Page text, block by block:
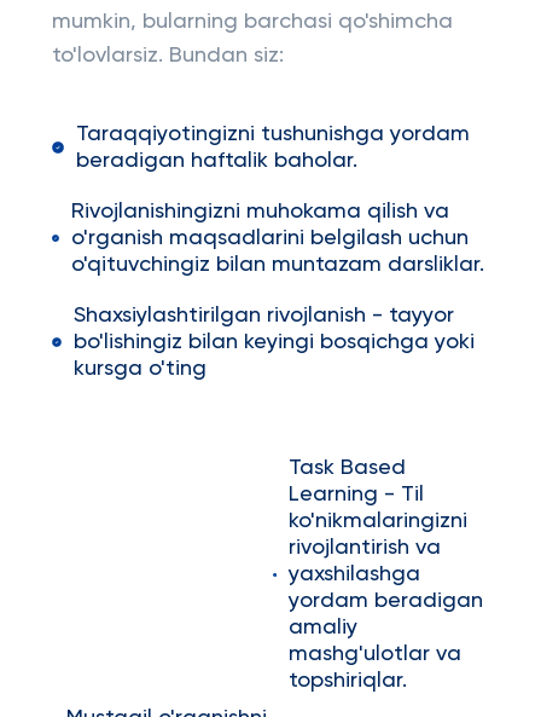
mumkin, bularning barchasi qo'shimcha
to'lovlarsiz. Bundan siz:
Taraqqiyotingizni tushunishga yordam
beradigan haftalik baholar.
Rivojlanishingizni muhokama qilish va
o'rganish maqsadlarini belgilash uchun
o'qituvchingiz bilan muntazam darsliklar.
Shaxsiylashtirilgan rivojlanish - tayyor
bo'lishingiz bilan keyingi bosqichga yoki
kursga o'ting
Task Based
Learning - Til
ko'nikmalaringizni
rivojlantirish va
yaxshilashga
yordam beradigan
amaliy
mashg'ulotlar va
topshiriqlar.